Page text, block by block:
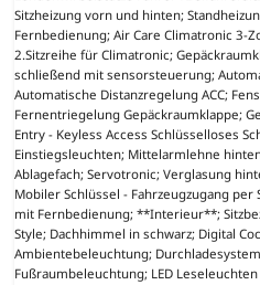
Sitzheizung vorn und hinten;
Fernbedienung; Air Care Climatronic 3-
2.Sitzreihe für Climatronic;
schließend mit sensorsteuerung;
Automatische Distanzregelung ACC;
Fernentriegelung Gepäckraumklappe;
Entry - Keyless Access Schlüsselloses
Einstiegsleuchten; Mittelarmlehne
Ablagefach; Servotronic; Verglasung
Mobiler Schlüssel - Fahrzeugzugang
mit Fernbedienung; **Interieur**;
Style; Dachhimmel in schwarz; Digital
Ambientebeleuchtung;
Fußraumbeleuchtung; LED